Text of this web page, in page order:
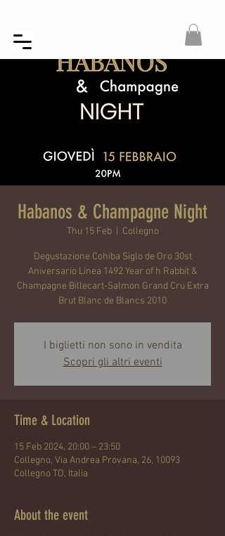
Habanos & Champagne Night
Thu 15 Feb
  |
Collegno
Degustazione Cohiba Siglo de Oro 30st
Aniversario Linea 1492 Year of h Rabbit &
Champagne Billecart-Salmon Grand Cru Extra
Brut Blanc de Blancs 2010
I biglietti non sono in vendita
Scopri gli altri eventi
Time & Location
15 Feb 2024, 20:00 – 23:50
Collegno, Via Andrea Provana, 26, 10093
Collegno TO, Italia
About the event